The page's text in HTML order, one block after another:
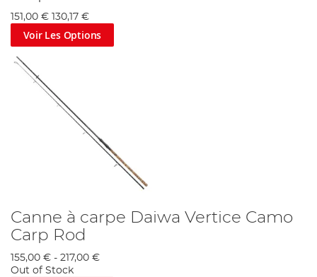
151,00 € 130,17 €
Voir Les Options
Canne à carpe Daiwa Vertice Camo
Carp Rod
155,00 € - 217,00 €
Out of Stock